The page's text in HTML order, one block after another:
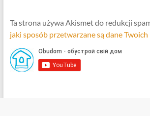
Ta strona używa Akismet do redukcji
jaki sposób przetwarzane są dane